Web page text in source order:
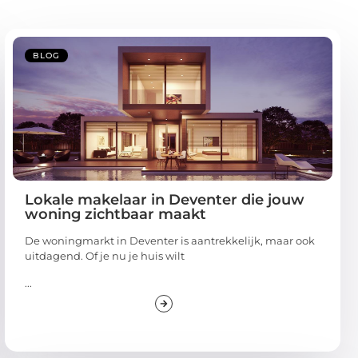
BLOG
Lokale makelaar in Deventer die jouw
woning zichtbaar maakt
De woningmarkt in Deventer is aantrekkelijk, maar ook
uitdagend. Of je nu je huis wilt
...